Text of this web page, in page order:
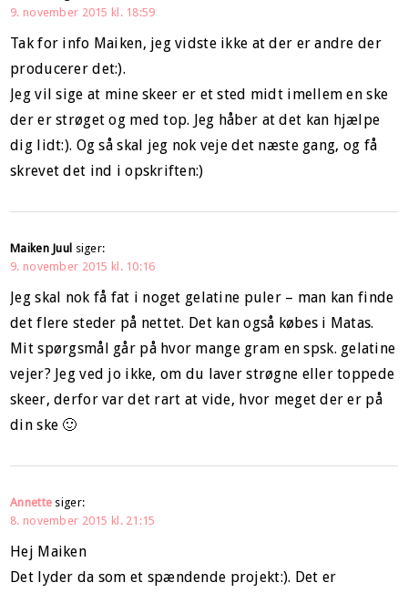
9. november 2015 kl. 18:59
Tak for info Maiken, jeg vidste ikke at der er andre der
producerer det:).
Jeg vil sige at mine skeer er et sted midt imellem en ske
der er strøget og med top. Jeg håber at det kan hjælpe
dig lidt:). Og så skal jeg nok veje det næste gang, og få
skrevet det ind i opskriften:)
Maiken Juul siger:
9. november 2015 kl. 10:16
Jeg skal nok få fat i noget gelatine puler – man kan finde
det flere steder på nettet. Det kan også købes i Matas.
Mit spørgsmål går på hvor mange gram en spsk. gelatine
vejer? Jeg ved jo ikke, om du laver strøgne eller toppede
skeer, derfor var det rart at vide, hvor meget der er på
din ske 🙂
Annette siger:
8. november 2015 kl. 21:15
Hej Maiken
Det lyder da som et spændende projekt:). Det er